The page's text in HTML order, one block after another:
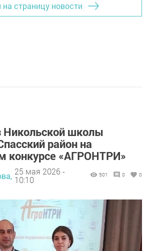
на страницу новости
Никольской школы
район на
конкурсе «АГРОНТРИ»
25 мая 2026 -
10:10
501 0 0